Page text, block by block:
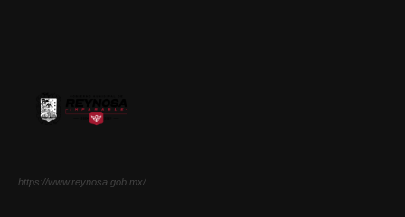
https://www.reynosa.gob.mx/